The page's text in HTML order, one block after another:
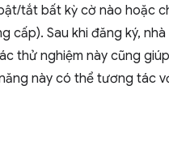
tắt bất kỳ cờ nào hoặc
cấp). Sau khi đăng ký,
thử nghiệm này cũng
này có thể tương tác